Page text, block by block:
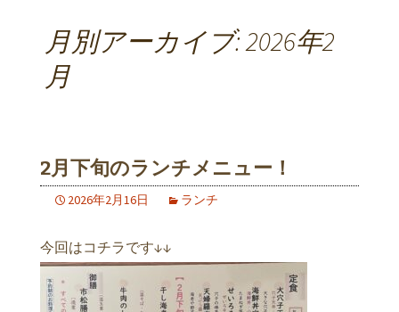
月別アーカイブ: 2026年2
月
2月下旬のランチメニュー！
2026年2月16日 ランチ
今回はコチラです↓↓